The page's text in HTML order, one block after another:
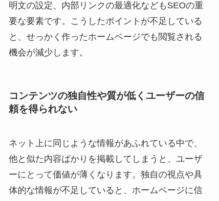
明文の設定、内部リンクの最適化などもSEOの重
要な要素です。こうしたポイントが不足している
と、せっかく作ったホームページでも閲覧される
機会が減少します。
コンテンツの独自性や質が低くユーザーの信
頼を得られない
ネット上に同じような情報があふれている中で、
他と似た内容ばかりを掲載してしまうと、ユーザ
ーにとって価値が薄くなります。独自の視点や具
体的な情報が不足していると、ホームページに信